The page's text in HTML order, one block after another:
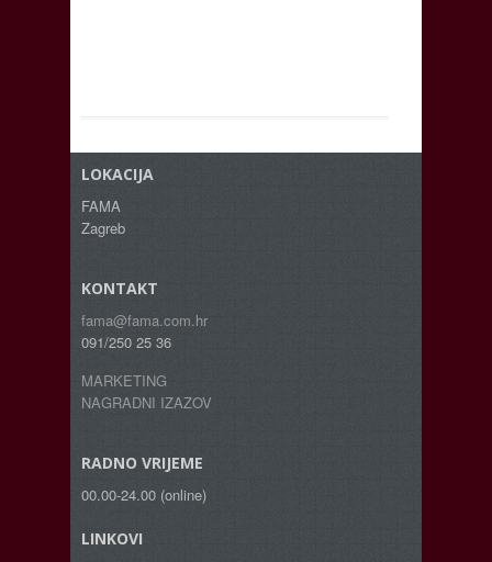
LOKACIJA
FAMA
Zagreb
KONTAKT
fama@fama.com.hr
091/250 25 36
MARKETING
NAGRADNI IZAZOV
RADNO VRIJEME
00.00-24.00 (online)
LINKOVI